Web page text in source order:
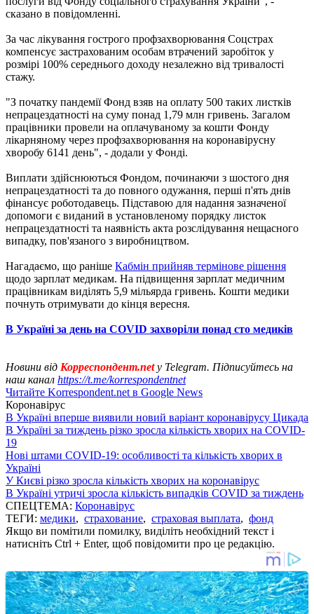
сказано в повідомленні.
За час лікування гострого профзахворювання Соцстрах
компенсує застрахованим особам втрачений заробіток у
розмірі 100% середнього доходу незалежно від тривалості
стажу.
"З початку пандемії Фонд взяв на оплату 500 таких листків
непрацездатності на суму понад 1,79 млн гривень. Загалом
працівники провели на оплачуваному за кошти Фонду
лікарняному через профзахворювання на коронавірусну
хворобу 6141 день", - додали у Фонді.
Виплати здійснюються Фондом, починаючи з шостого дня
непрацездатності та до повного одужання, перші п'ять днів
фінансує роботодавець. Підставою для надання зазначеної
допомоги є виданий в установленому порядку листок
непрацездатності та наявність акта розслідування нещасного
випадку, пов'язаного з виробництвом.
Нагадаємо, що раніше Кабмін прийняв термінове рішення
щодо зарплат медикам. На підвищення зарплат медичним
працівникам виділять 5,9 мільярда гривень. Кошти медики
почнуть отримувати до кінця вересня.
В Україні за день на COVID захворіли понад сто медиків
Новини від Корреспондент.netу Telegram. Підписуйтесь на
наш канал https://t.me/korrespondentnet
Читайте Korrespondent.net в Google News
Коронавірус
В Україні вперше виявили новий варіант коронавірусу Цикада
В Україні за тиждень різко зросла кількість хворих на COVID-
19
Нові штами COVID-19: особливості та кількість хворих в
Україні
У Києві різко зросла кількість хворих на коронавірус
В Україні утричі зросла кількість випадків COVID за тиждень
СПЕЦТЕМА: Коронавірус
ТЕГИ: медики, страхование, страховая выплата, фонд
Якщо ви помітили помилку, виділіть необхідний текст і
натисніть Ctrl + Enter, щоб повідомити про це редакцію.